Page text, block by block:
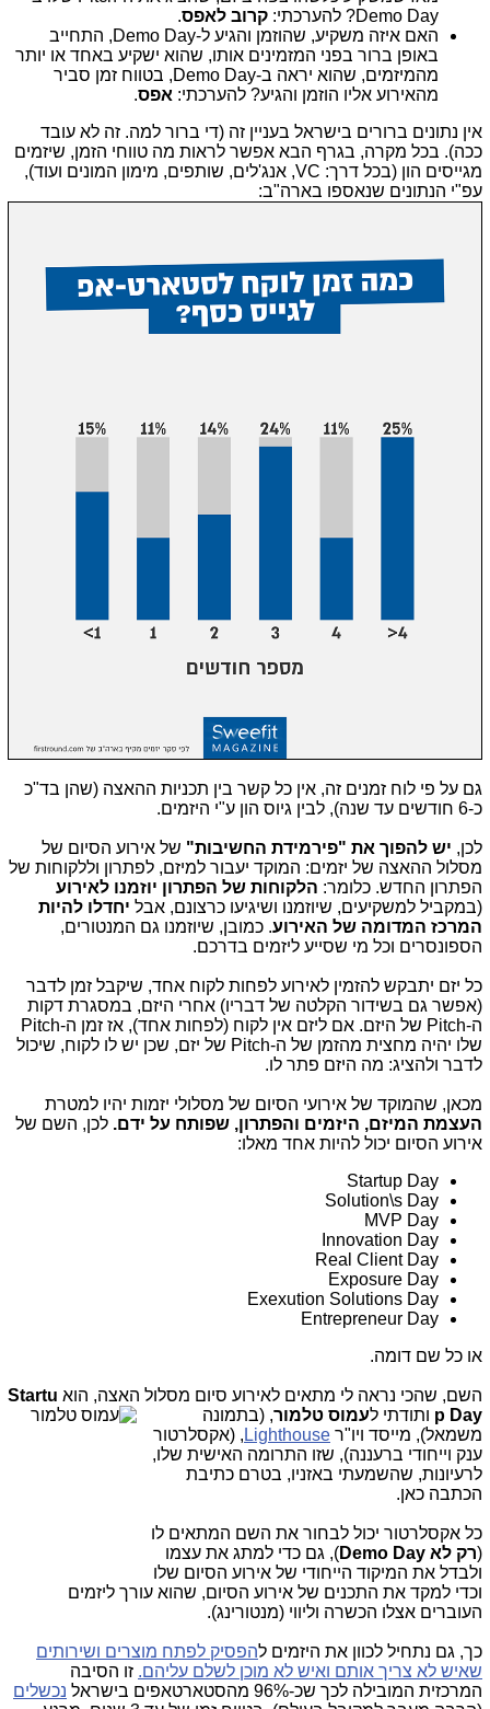
Demo Day? להערכתי:
קרוב לאפס.
האם איזה משקיע, שהוזמן והגיע ל-Demo Day, התחייב
באופן ברור בפני המזמינים אותו, שהוא ישקיע באחד או יותר
מהמיזמים, שהוא יראה ב-Demo Day, בטווח זמן סביר
מהאירוע אליו הוזמן והגיע? להערכתי: אפס.
אין נתונים ברורים בישראל בעניין זה (די ברור למה. זה לא עובד
ככה). בכל מקרה, בגרף הבא אפשר לראות מה טווחי הזמן, שיזמים
מגייסים הון (בכל דרך: VC, אנג'לים, שותפים, מימון המונים ועוד),
עפ"י הנתונים שנאספו בארה"ב:
גם על פי לוח זמנים זה, אין כל קשר בין תכניות ההאצה (שהן בד"כ
כ-6 חודשים עד שנה), לבין גיוס הון ע"י היזמים.
לכן, יש להפוך את "פירמידת החשיבות" של אירוע הסיום של
מסלול ההאצה של יזמים: המוקד יעבור למיזם, לפתרון וללקוחות של
הפתרון החדש. כלומר: הלקוחות של הפתרון יוזמנו לאירוע
(במקביל למשקיעים, שיוזמנו ושיגיעו כרצונם, אבל יחדלו להיות
המרכז המדומה של האירוע. כמובן, שיוזמנו גם המנטורים,
הספונסרים וכל מי שסייע ליזמים בדרכם.
כל יזם יתבקש להזמין לאירוע לפחות לקוח אחד, שיקבל זמן לדבר
(אפשר גם בשידור הקלטה של דבריו) אחרי היזם, במסגרת דקות
ה-Pitch של היזם. אם ליזם אין לקוח (לפחות אחד), אז זמן ה-Pitch
שלו יהיה מחצית מהזמן של ה-Pitch של יזם, שכן יש לו לקוח, שיכול
לדבר ולהציג: מה היזם פתר לו.
מכאן, שהמוקד של אירועי הסיום של מסלולי יזמות יהיו למטרת
העצמת המיזם, היזמים והפתרון, שפותח על ידם. לכן, השם של
אירוע הסיום יכול להיות אחד מאלו:
Startup Day
Solution\s Day
MVP Day
Innovation Day
Real Client Day
Exposure Day
Exexution Solutions Day
Entrepreneur Day
או כל שם דומה.
השם, שהכי נראה לי מתאים לאירוע סיום מסלול האצה, הוא Startu
p Day ותודתי לעמוס טלמור, (בתמונה
משמאל), מייסד ויו"ר Lighthouse , (אקסלרטור
ענק וייחודי ברעננה), שזו התרומה האישית שלו,
לרעיונות, שהשמעתי באזניו, בטרם כתיבת
הכתבה כאן.
כל אקסלרטור יכול לבחור את השם המתאים לו
(רק לא Demo Day
), גם כדי למתג את עצמו
ולבדל את המיקוד הייחודי של אירוע הסיום שלו
וכדי למקד את התכנים של אירוע הסיום, שהוא עורך ליזמים
העוברים אצלו הכשרה וליווי (מנטורינג).
כך, גם נתחיל לכוון את היזמים להפסיק לפתח מוצרים ושירותים
שאיש לא צריך אותם ואיש לא מוכן לשלם עליהם. זו הסיבה
המרכזית המובילה לכך שכ-96% מהסטארטאפים בישראל
נכשלים